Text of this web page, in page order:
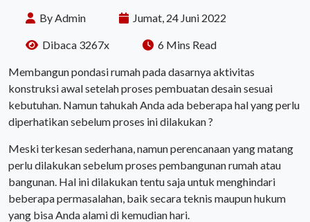
By Admin Jumat, 24 Juni 2022
Dibaca 3267x 6 Mins Read
Membangun pondasi rumah pada dasarnya aktivitas
konstruksi awal setelah proses pembuatan desain sesuai
kebutuhan. Namun tahukah Anda ada beberapa hal yang perlu
diperhatikan sebelum proses ini dilakukan ?
Meski terkesan sederhana, namun perencanaan yang matang
perlu dilakukan sebelum proses pembangunan rumah atau
bangunan. Hal ini dilakukan tentu saja untuk menghindari
beberapa permasalahan, baik secara teknis maupun hukum
yang bisa Anda alami di kemudian hari.